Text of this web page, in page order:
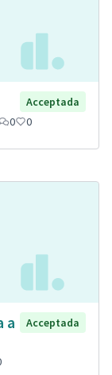
Acceptada
0 0
a
Acceptada